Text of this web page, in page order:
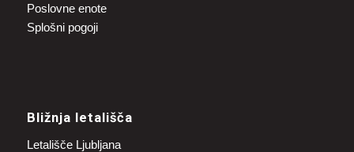
Poslovne enote
Splošni pogoji
Bližnja letališča
Letališče Ljubljana